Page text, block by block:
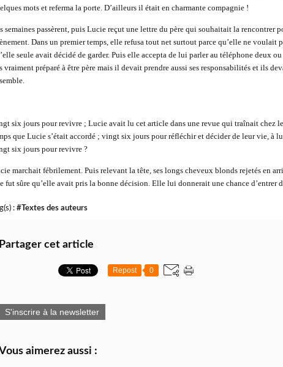
mots et referma la porte. D’ailleurs il était en charmante compagnie !
semaines passèrent, puis Lucie reçut une lettre du père qui souhaitait la rencontrer
Dans un premier temps, elle refusa tout net surtout parce qu’elle ne voulait
seule avait décidé de garder. Puis elle accepta de lui parler au téléphone deux
vraiment préparé à être père mais il devait prendre aussi ses responsabilités et ils
six jours pour revivre ; Lucie avait lu cet article dans une revue qui traînait chez
que Lucie s’était accordé ; vingt six jours pour réfléchir et décider de leur vie, à
six jours pour revivre ?
marchait fébrilement. Puis relevant la tête, ses longs cheveux blonds rejetés en
fut sûre qu’elle avait pris la bonne décision. Elle lui donnerait une chance d’entrer
: #Textes des auteurs
Partager cet article
Repost 0
S'inscrire à la newsletter
aimerez aussi :